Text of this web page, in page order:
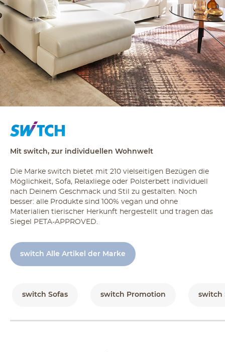
Mit switch, zur individuellen Wohnwelt
Die Marke switch bietet mit 210 vielseitigen Bezügen die
Möglichkeit, Sofa, Relaxliege oder Polsterbett individuell
nach Deinem Geschmack und Stil zu gestalten. Noch
besser: alle Produkte sind 100% vegan und ohne
Materialien tierischer Herkunft hergestellt und tragen das
Siegel PETA-APPROVED.
switch Alle Artikel der Marke
switch Sofas switch Promotion switch